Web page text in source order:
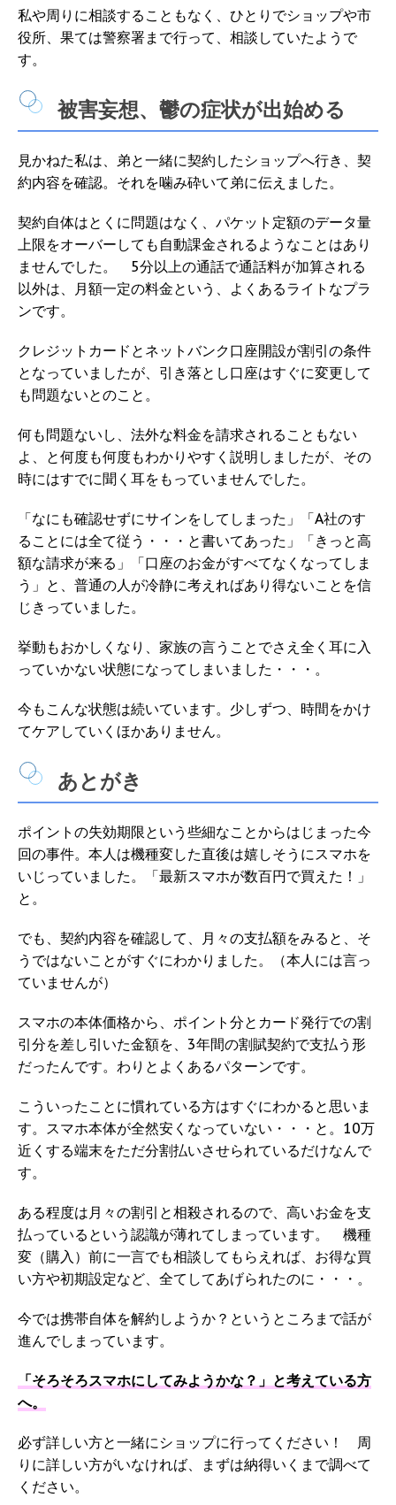
私や周りに相談することもなく、ひとりでショップや市
役所、果ては警察署まで行って、相談していたようで
す。
被害妄想、鬱の症状が出始める
見かねた私は、弟と一緒に契約したショップへ行き、契
約内容を確認。それを噛み砕いて弟に伝えました。
契約自体はとくに問題はなく、パケット定額のデータ量
上限をオーバーしても自動課金されるようなことはあり
ませんでした。 5分以上の通話で通話料が加算される
以外は、月額一定の料金という、よくあるライトなプラ
ンです。
クレジットカードとネットバンク口座開設が割引の条件
となっていましたが、引き落とし口座はすぐに変更して
も問題ないとのこと。
何も問題ないし、法外な料金を請求されることもない
よ、と何度も何度もわかりやすく説明しましたが、その
時にはすでに聞く耳をもっていませんでした。
「なにも確認せずにサインをしてしまった」「A社のす
ることには全て従う・・・と書いてあった」「きっと高
額な請求が来る」「口座のお金がすべてなくなってしま
う」と、普通の人が冷静に考えればあり得ないことを信
じきっていました。
挙動もおかしくなり、家族の言うことでさえ全く耳に入
っていかない状態になってしまいました・・・。
今もこんな状態は続いています。少しずつ、時間をかけ
てケアしていくほかありません。
あとがき
ポイントの失効期限という些細なことからはじまった今
回の事件。本人は機種変した直後は嬉しそうにスマホを
いじっていました。「最新スマホが数百円で買えた！」
と。
でも、契約内容を確認して、月々の支払額をみると、そ
うではないことがすぐにわかりました。（本人には言っ
ていませんが）
スマホの本体価格から、ポイント分とカード発行での割
引分を差し引いた金額を、3年間の割賦契約で支払う形
だったんです。わりとよくあるパターンです。
こういったことに慣れている方はすぐにわかると思いま
す。スマホ本体が全然安くなっていない・・・と。10万
近くする端末をただ分割払いさせられているだけなんで
す。
ある程度は月々の割引と相殺されるので、高いお金を支
払っているという認識が薄れてしまっています。 機種
変（購入）前に一言でも相談してもらえれば、お得な買
い方や初期設定など、全てしてあげられたのに・・・。
今では携帯自体を解約しようか？というところまで話が
進んでしまっています。
「そろそろスマホにしてみようかな？」と考えている方
へ。
必ず詳しい方と一緒にショップに行ってください！ 周
りに詳しい方がいなければ、まずは納得いくまで調べて
ください。